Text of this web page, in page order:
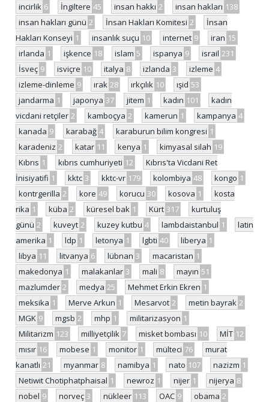
incirlik 6 İngiltere 45 insan hakkı 2 insan hakları 138
insan hakları günü 2 İnsan Hakları Komitesi 2
İnsan
Hakları Konseyi 1 insanlık suçu 10 internet 9 iran 15
irlanda 1 işkence 18 islam 5 ispanya 9 israil 231
İsveç 9 isviçre 10 italya 8 izlanda 3 izleme 4
izleme-dinleme 9 ırak 28 ırkçılık 10 ışid 53
jandarma 1 japonya 37 jitem 1 kadın 101
kadın
vicdani retçiler 2 kamboçya 2 kamerun 1 kampanya 4
kanada 9 karabağ 4 karaburun bilim kongresi 1
karadeniz 2 katar 11 kenya 1 kimyasal silah 19
Kıbrıs 1 kıbrıs cumhuriyeti 12
Kıbrıs'ta Vicdani Ret
İnisiyatifi 1 kktc 3 kktc-vr 179 kolombiya 48 kongo 1
kontrgerilla 2 kore 49 korucu 30 kosova 1
kosta
rika 1 küba 2 küresel bak 1 Kürt 317
kurtuluş
günü 2 kuveyt 2 kuzey kutbu 4 lambdaistanbul 1
latin
amerika 1 ldp 1 letonya 1 lgbti 40 liberya 1
libya 11 litvanya 6 lübnan 3 macaristan 1
makedonya 1 malakanlar 3 mali 8 mayın 51
mazlumder 2 medya 25 Mehmet Erkin Ekren 1
meksika 1 Merve Arkun 1 Mesarvot 2 metin bayrak 2
MGK 9 mgsb 2 mhp 1 militarizasyon 1
Militarizm 123 milliyetçilik 7 misket bombası 10 MİT 12
mısır 16 mobese 1 monitor 1 mülteci 76
murat
kanatlı 21 myanmar 8 namibya 1 nato 107 nazizm 1
Netiwit Chotiphatphaisal 1 newroz 1 nijer 1 nijerya 8
nobel 9 norveç 3 nükleer 113 OAC 9 obama 2